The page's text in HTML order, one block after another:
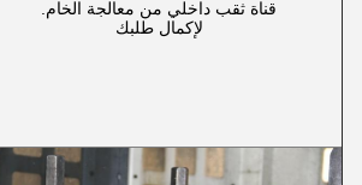
قناة ثقب داخلي من معالجة الخام.
لإكمال طلبك